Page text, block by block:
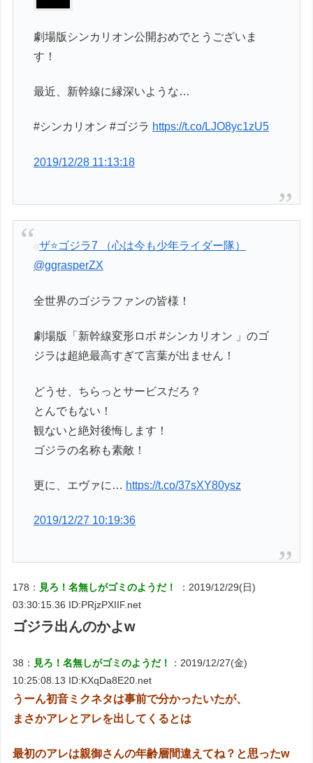
劇場版シンカリオン公開おめでとうございま
す！
最近、新幹線に縁深いような…
#シンカリオン #ゴジラ https://t.co/LJO8yc1zU5
2019/12/28 11:13:18
ザ⭐️ゴジラ7 （心は今も少年ライダー隊）
@ggrasperZX
全世界のゴジラファンの皆様！
劇場版「新幹線変形ロボ #シンカリオン 」のゴ
ジラは超絶最高すぎて言葉が出ません！
どうせ、ちらっとサービスだろ？
とんでもない！
観ないと絶対後悔します！
ゴジラの名称も素敵！
更に、エヴァに… https://t.co/37sXY80ysz
2019/12/27 10:19:36
178： 見ろ！名無しがゴミのようだ！
：2019/12/29(日)
03:30:15.36 ID:PRjzPXIIF.net
ゴジラ出んのかよw
38： 見ろ！名無しがゴミのようだ！
：2019/12/27(金)
10:25:08.13 ID:KXqDa8E20.net
うーん初音ミクネタは事前で分かったいたが、
まさかアレとアレを出してくるとは
最初のアレは親御さんの年齢層間違えてね？と思ったw